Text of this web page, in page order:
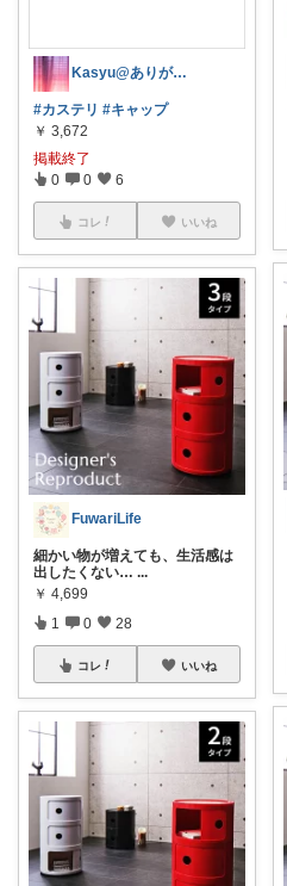
Kasyu@ありがとうございます♡
#カステリ #キャップ
￥ 3,672
掲載終了
0 0 6
コレ いいね
FuwariLife
細かい物が増えても、生活感は
出したくない… ...
￥ 4,699
1 0 28
コレ いいね